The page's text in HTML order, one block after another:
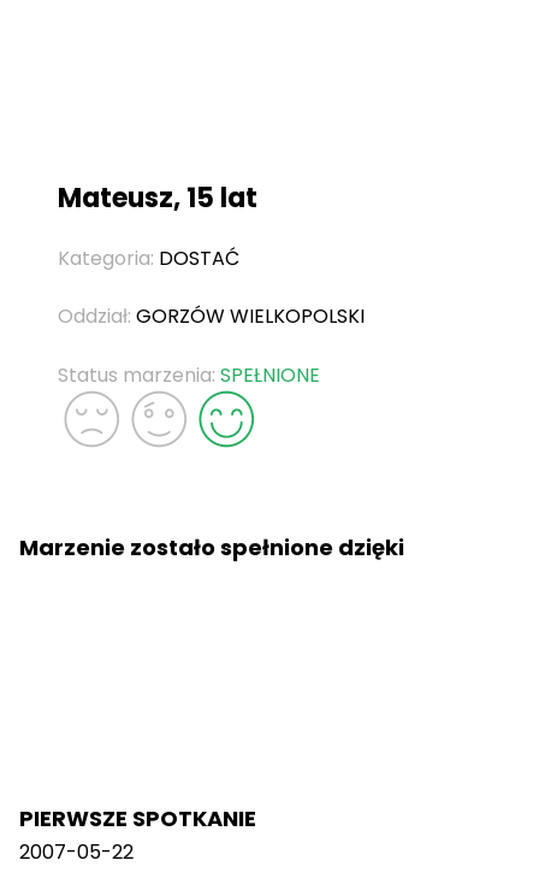
Mateusz, 15 lat
Kategoria: DOSTAĆ
Oddział: GORZÓW WIELKOPOLSKI
Status marzenia: SPEŁNIONE
Marzenie zostało spełnione dzięki
PIERWSZE SPOTKANIE
2007-05-22